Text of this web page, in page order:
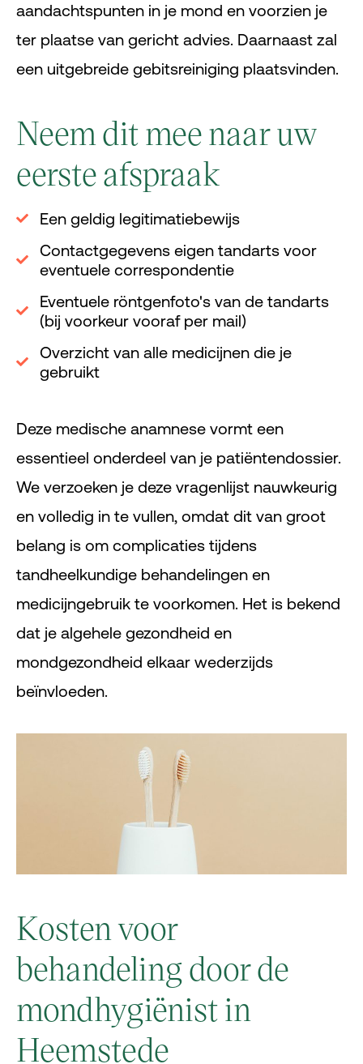
aandachtspunten in je mond en voorzien je
ter plaatse van gericht advies. Daarnaast zal
een uitgebreide gebitsreiniging plaatsvinden.
Neem dit mee naar uw
eerste afspraak
Een geldig legitimatiebewijs
Contactgegevens eigen tandarts voor
eventuele correspondentie
Eventuele röntgenfoto's van de tandarts
(bij voorkeur vooraf per mail)
Overzicht van alle medicijnen die je
gebruikt
Deze medische anamnese vormt een
essentieel onderdeel van je patiëntendossier.
We verzoeken je deze vragenlijst nauwkeurig
en volledig in te vullen, omdat dit van groot
belang is om complicaties tijdens
tandheelkundige behandelingen en
medicijngebruik te voorkomen. Het is bekend
dat je algehele gezondheid en
mondgezondheid elkaar wederzijds
beïnvloeden.
Kosten voor
behandeling door de
mondhygiënist in
Heemstede